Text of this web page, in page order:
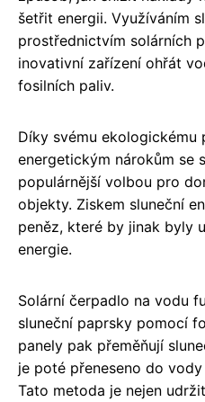
šetřit energii. Využíváním
prostřednictvím solárních
inovativní zařízení ohřát
fosilních paliv.
Díky svému ekologickému
energetickým nárokům se
populárnější volbou pro
objekty. Ziskem sluneční
peněz, které by jinak byly
energie.
Solární čerpadlo na vodu
sluneční paprsky pomocí
panely pak přeměňují
je poté přeneseno do
Tato metoda je nejen